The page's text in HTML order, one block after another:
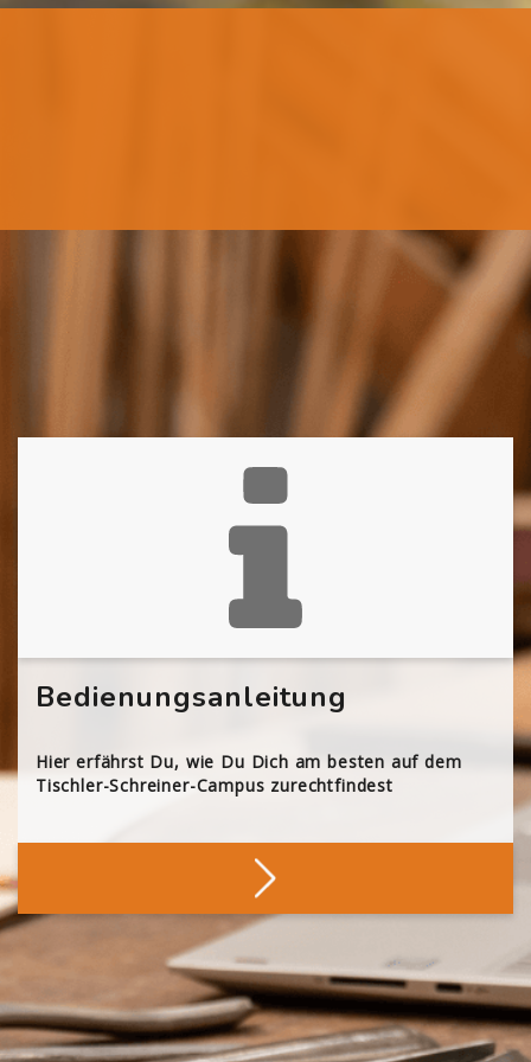
Bedienungsanleitung
Hier erfährst Du, wie Du Dich am besten auf dem
Tischler-Schreiner-Campus zurechtfindest